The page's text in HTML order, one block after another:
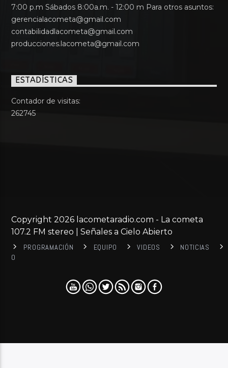
7:00 p.m Sábados 8:00a.m. - 12:00 m Para otros asuntos:
gerencialacometa@gmail.com
contabilidadlacometa@gmail.com
producciones.lacometa@gmail.com
ESTADÍSTICAS
Contador de visitas:
262745
Copyright 2026 lacometaradio.com - La cometa
107.2 FM stereo | Señales a Cielo Abierto
PROGRAMACIÓN EQUIPO VIDEOS
NOTICIAS
0